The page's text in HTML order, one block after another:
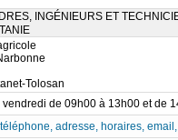
INGÉNIEURS ET
Tolosan
vendredi de 09h00 à 13h00 et de
adresse, horaires,